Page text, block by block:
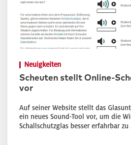
Neuigkeiten
Scheuten stellt Online-
vor
Auf seiner Website stellt das
ein neues Sound-Tool vor, um die
Schallschutzglas besser erfahrbar zu